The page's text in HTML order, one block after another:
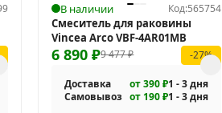
В наличии Код:565754
Смеситель для раковины
Vincea Arco VBF-4AR01MB
9 477₽
6 890₽ -27%
Доставка от 390 ₽1 - 3 дня
Самовывоз от 190 ₽1 - 3 дня